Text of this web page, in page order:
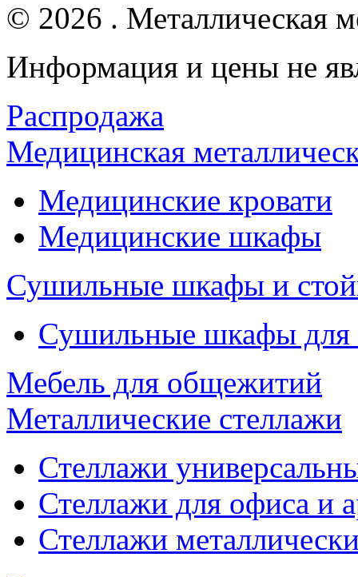
© 2026 . Металлическая
Информация и цены не
Распродажа
Медицинская
Медицинские кровати
Медицинские шкафы
Сушильные шкафы и
Сушильные шкафы
Мебель для общежитий
Металлические стеллажи
Стеллажи
Стеллажи для офиса и
Стеллажи